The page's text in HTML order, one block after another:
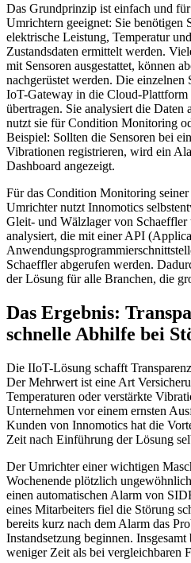
Das Grundprinzip ist einfach und
Umrichtern geeignet: Sie benötigen
elektrische Leistung, Temperatur
Zustandsdaten ermittelt werden.
mit Sensoren ausgestattet, können
nachgerüstet werden. Die einzelnen
IoT-Gateway in die Cloud-Plattform
übertragen. Sie analysiert die Daten
nutzt sie für Condition Monitoring
Beispiel: Sollten die Sensoren bei
Vibrationen registrieren, wird ein
Dashboard angezeigt.
Für das Condition Monitoring
Umrichter nutzt Innomotics
Gleit- und Wälzlager von
analysiert, die mit einer API
Schaeffler abgerufen werden.
der Lösung für alle Branchen, die
Das Ergebnis:
schnelle Abhilfe bei
Die IIoT-Lösung schafft
Der Mehrwert ist eine Art
Temperaturen oder verstärkte
Unternehmen vor einem ernsten
Kunden von Innomotics hat die
Zeit nach Einführung der Lösung
Der Umrichter einer wichtigen
Wochenende plötzlich
einen automatischen Alarm von
eines Mitarbeiters fiel die Störung
bereits kurz nach dem Alarm das
Instandsetzung beginnen.
weniger Zeit als bei vergleichbaren